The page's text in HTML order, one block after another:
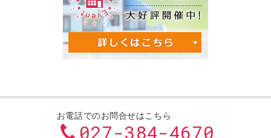
お電話でのお問合せはこちら
027-384-4670